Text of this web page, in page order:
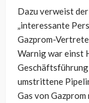
Dazu verweist
„interessante
Gazprom-
Warnig war einst
umstrittene
Gas von